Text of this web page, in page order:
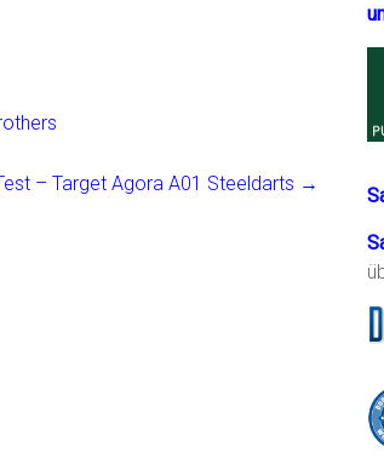
– Target Agora A01 Steeldarts →